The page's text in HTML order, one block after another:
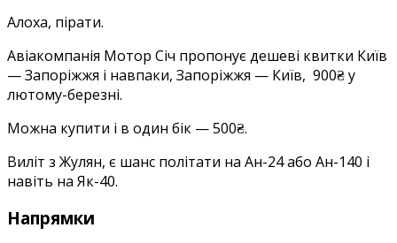
—
Запоріжжя
навпаки)
туди-
Алоха, пірати.
Авіакомпанія Мотор Січ пропонує дешеві квитки Київ
— Запоріжжя і навпаки, Запоріжжя — Київ, 900₴ у
лютому-березні.
Можна купити і в один бік — 500₴.
Виліт з Жулян, є шанс політати на Ан-24 або Ан-140 і
навіть на Як-40.
Напрямки